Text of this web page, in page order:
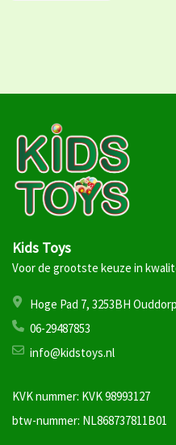
Kids Toys
Voor de grootste keuze in
Hoge Pad 7, 3253BH Ouddorp
06-29487853
info@kidstoys.nl
KVK nummer: KVK 98993127
btw-nummer: NL868737811B01